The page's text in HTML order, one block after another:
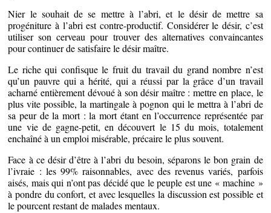
Nier le souhait de se mettre à l’abri, et le désir de mettre sa
progéniture à l’abri est contre-productif. Considérer le désir, c’est
utiliser son cerveau pour trouver des alternatives convaincantes
pour continuer de satisfaire le désir maître.
Le riche qui confisque le fruit du travail du grand nombre n’est
qu’un pauvre qui a hérité, qui a réussi par la grâce d’un travail
acharné entièrement dévoué à son désir maître : mettre en place, le
plus vite possible, la martingale à pognon qui le mettra à l’abri de
sa peur de la mort : la mort étant en l’occurrence représentée par
une vie de gagne-petit, en découvert le 15 du mois, totalement
enchaîné à un emploi misérable, précaire le plus souvent.
Face à ce désir d’être à l’abri du besoin, séparons le bon grain de
l’ivraie : les 99% raisonnables, avec des revenus variés, parfois
aisés, mais qui n’ont pas décidé que le peuple est une « machine »
à pondre du confort, et avec lesquelles la discussion est possible et
le pourcent restant de malades mentaux.